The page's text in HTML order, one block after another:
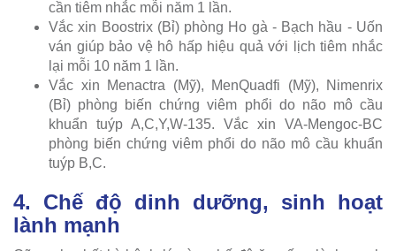
cần tiêm nhắc mỗi năm 1 lần.
Vắc xin Boostrix (Bỉ) phòng Ho gà - Bạch hầu - Uốn
ván giúp bảo vệ hô hấp hiệu quả với lịch tiêm nhắc
lại mỗi 10 năm 1 lần.
Vắc xin Menactra (Mỹ), MenQuadfi (Mỹ), Nimenrix
(Bỉ) phòng biến chứng viêm phổi do não mô cầu
khuẩn tuýp A,C,Y,W-135. Vắc xin VA-Mengoc-BC
phòng biến chứng viêm phổi do não mô cầu khuẩn
tuýp B,C.
4. Chế độ dinh dưỡng, sinh hoạt
lành mạnh